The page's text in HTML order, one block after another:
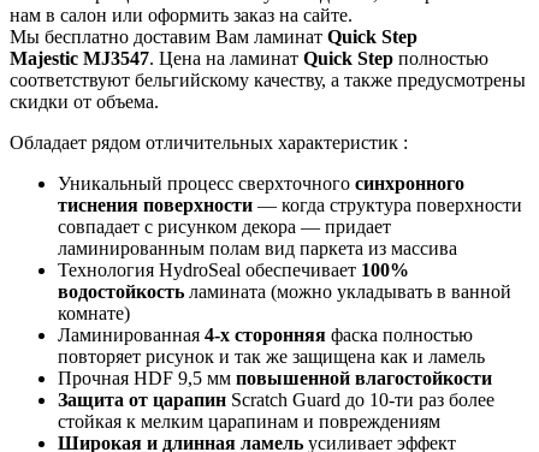
нам в салон или оформить заказ на сайте.
Мы бесплатно доставим Вам ламинат Quick Step
Majestic MJ3547. Цена на ламинат Quick Step полностью
соответствуют бельгийскому качеству, а также предусмотрены
скидки от объема.
Обладает рядом отличительных характеристик :
Уникальный процесс сверхточного синхронного
тиснения поверхности — когда структура поверхности
совпадает с рисунком декора — придает
ламинированным полам вид паркета из массива
Технология HydroSeal обеспечивает 100%
водостойкость ламината (можно укладывать в ванной
комнате)
Ламинированная 4-х сторонняя фаска полностью
повторяет рисунок и так же защищена как и ламель
Прочная HDF 9,5 мм повышенной влагостойкости
Защита от царапин Scratch Guard до 10-ти раз более
стойкая к мелким царапинам и повреждениям
Широкая и длинная ламель усиливает эффект